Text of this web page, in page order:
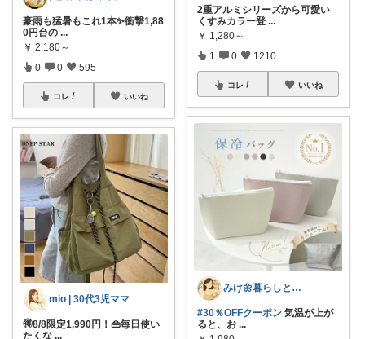
豪雨も猛暑もこれ1本✨衝撃1,88
0円台の ...
￥ 2,180～
0 0 595
コレ いいね
mio | 30代3児ママ
🉐8/8限定1,990円！👜毎日使い
たくな ...
2重アルミシリーズから可愛い
くすみカラー登 ...
￥ 1,280～
1 0 1210
コレ いいね
みけ🌼暮らしとキッチン
#30％OFFクーポン 気温が上が
ると、お ...